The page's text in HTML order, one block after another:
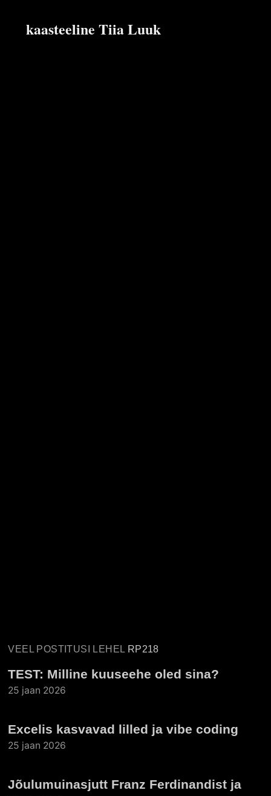
kaasteeline Tiia Luuk
VEEL POSTITUSI LEHEL RP218
TEST: Milline kuuseehe oled sina?
25 jaan 2026
Excelis kasvavad lilled ja vibe coding
25 jaan 2026
Jõulumuinasjutt Franz Ferdinandist ja